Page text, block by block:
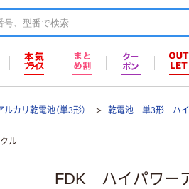
ルカリ乾電池（単3形） 乾電池 単3形 ハイ
ル
FDK ハイパワー